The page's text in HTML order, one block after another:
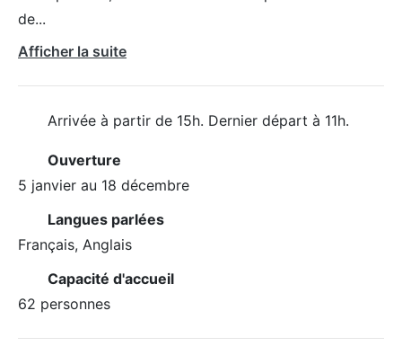
de...
Afficher la suite
Arrivée à partir de 15h. Dernier départ à 11h.
Ouverture
5 janvier au 18 décembre
Langues parlées
Français, Anglais
Capacité d'accueil
62 personnes